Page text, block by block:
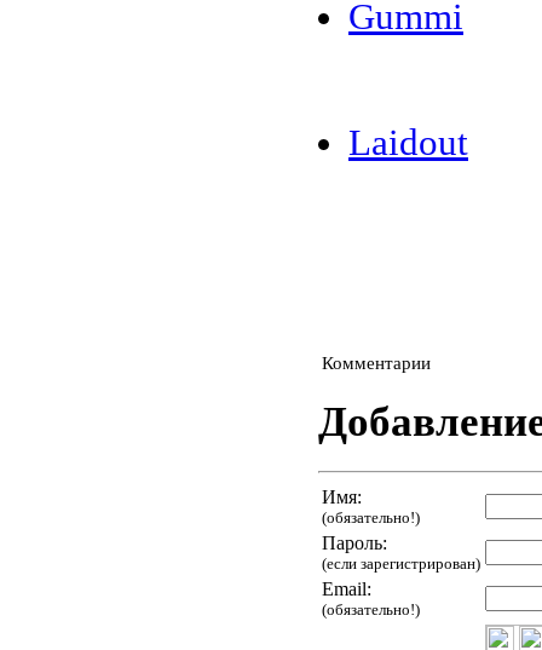
Gummi
Laidout
Комментарии
Имя:
(обязательно!)
Пароль:
(если зарегистрирован)
Email:
(обязательно!)